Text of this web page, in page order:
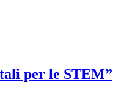
per le STEM”